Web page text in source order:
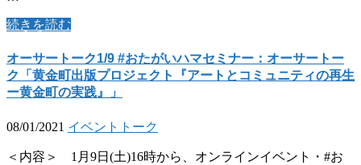
続きを読む
オーサートーク1/9 #おたがいハマセミナー：オーサートー
ク「黄金町出版プロジェクト『アートとコミュニティの再生
ー黄金町の実践』」
08/01/2021 イベント トーク
＜内容＞ 1月9日(土)16時から、オンラインイベント・#お